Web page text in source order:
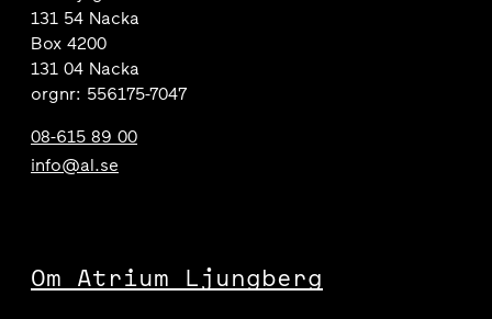
131 54 Nacka
Box 4200
131 04 Nacka
orgnr: 556175-7047
08-615 89 00
info@al.se
Om Atrium Ljungberg